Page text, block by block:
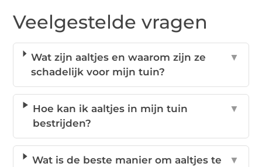
Veelgestelde vragen
Wat zijn aaltjes en waarom zijn ze
schadelijk voor mijn tuin?
▼
Hoe kan ik aaltjes in mijn tuin
bestrijden?
▼
Wat is de beste manier om aaltjes te
▼